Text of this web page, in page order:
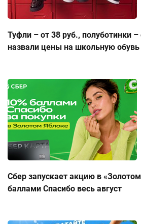
Туфли – от 38 руб., полуботинки
назвали цены на школьную обувь
Сбер запускает акцию в
баллами Спасибо весь август